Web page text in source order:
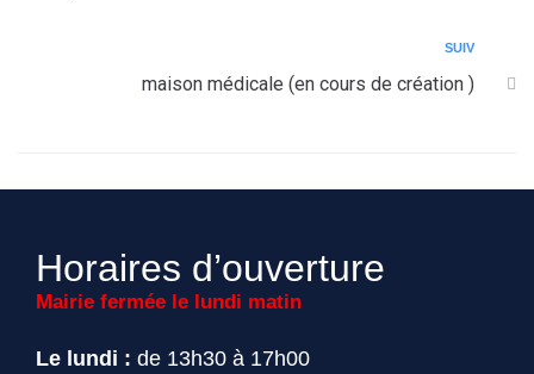
SUIV
maison médicale (en cours de création )
Horaires d’ouverture
Mairie fermée le lundi matin
Le lundi : de 13h30 à 17h00